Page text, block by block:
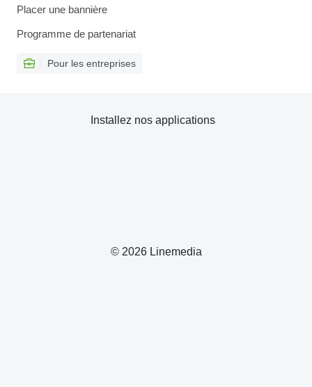
Placer une bannière
Programme de partenariat
Pour les entreprises
© 2026 Linemedia
Installez nos applications